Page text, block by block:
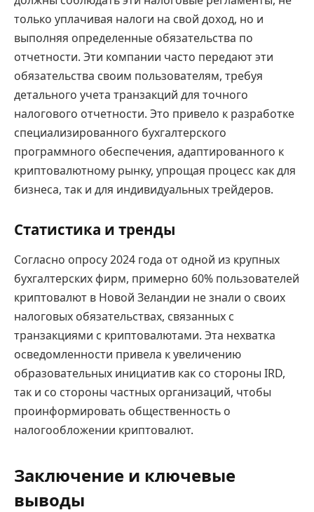
только уплачивая налоги на свой доход, но и
выполняя определенные обязательства по
отчетности. Эти компании часто передают эти
обязательства своим пользователям, требуя
детального учета транзакций для точного
налогового отчетности. Это привело к разработке
специализированного бухгалтерского
программного обеспечения, адаптированного к
криптовалютному рынку, упрощая процесс как для
бизнеса, так и для индивидуальных трейдеров.
Статистика и тренды
Согласно опросу 2024 года от одной из крупных
бухгалтерских фирм, примерно 60% пользователей
криптовалют в Новой Зеландии не знали о своих
налоговых обязательствах, связанных с
транзакциями с криптовалютами. Эта нехватка
осведомленности привела к увеличению
образовательных инициатив как со стороны IRD,
так и со стороны частных организаций, чтобы
проинформировать общественность о
налогообложении криптовалют.
Заключение и ключевые
выводы